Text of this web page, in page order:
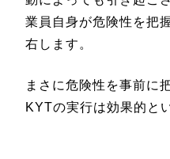
業員自身が危険性を把
右します。
まさに危険性を事前に
KYTの実行は効果的と